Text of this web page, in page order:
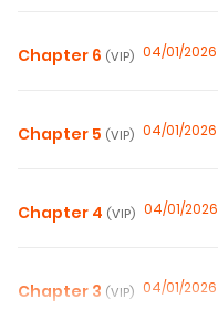
Chapter 6 (VIP) 04/01/2026
Chapter 5 (VIP) 04/01/2026
Chapter 4 (VIP) 04/01/2026
Chapter 3 (VIP) 04/01/2026